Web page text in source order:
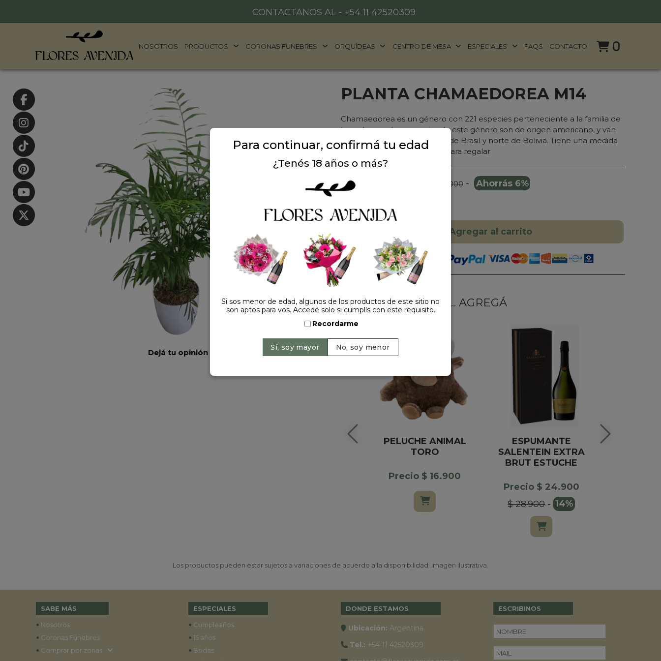
CONTACTANOS AL - +54 11 42520309
NOSOTROS PRODUCTOS CORONAS FUNEBRES ORQUÍDEAS CENTRO DE MESA ESPECIALES FAQS CONTACTO 0
Dejá tu opinión
PLANTA CHAMAEDOREA M14
Chamaedorea es un género con 221 especies perteneciente a la familia de
las palmeras. Las especies de este género son de origen americano, y van
desde México hasta el oeste de Brasil y norte de Bolivia. Tiene una medida
aproximada de 85cm. Ideal para regalar
Precio: $ 46.000 $ 49.000 - Ahorrás 6%
Agregar al carrito
HACELO ESPECIAL... AGREGÁ
PELUCHE ANIMAL
TORO
Precio $ 16.900
ESPUMANTE
SALENTEIN EXTRA
BRUT ESTUCHE
Precio $ 24.900
$ 28.900-14%
Los productos pueden estar sujetos a variaciones de acuerdo a la disponibilidad. Imagen ilustrativa.
SABE MÁS
• Nosotros
• Coronas Fúnebres
• Comprar por zonas
ESPECIALES
• Cumpleaños
• 15 años
• Bodas
DONDE ESTAMOS
Ubicación: Argentina
Tel.: +54 11 42520309
ESCRIBINOS
Para continuar, confirmá tu edad
¿Tenés 18 años o más?
Si sos menor de edad, algunos de los productos de este sitio no
son aptos para vos. Accedé solo si cumplís con este requisito.
Recordarme